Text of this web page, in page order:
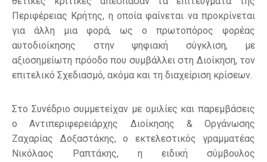
Περιφέρειας Κρήτης, η οποία φαίνεται να προκρίνεται
για άλλη μια φορά, ως ο πρωτοπόρος φορέας
αυτοδιοίκησης στην ψηφιακή σύγκλιση, με
αξιοσημείωτη πρόοδο που συμβάλλει στη Διοίκηση, τον
επιτελικό Σχεδιασμό, ακόμα και τη διαχείριση κρίσεων.
Στο Συνέδριο συμμετείχαν με ομιλίες και παρεμβάσεις
ο Αντιπεριφερειάρχης Διοίκησης & Οργάνωσης
Ζαχαρίας Δοξαστάκης, ο εκτελεστικός γραμματέας
Νικόλαος Ραπτάκης, η ειδική σύμβουλος